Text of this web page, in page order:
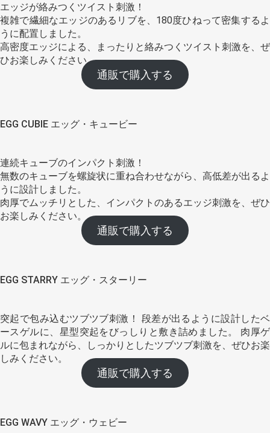
エッジが絡みつくツイスト刺激！
複雑で繊細なエッジのあるリブを、180度ひねって密集するよ
うに配置しました。
高密度エッジによる、まったりと絡みつくツイスト刺激を、ぜ
ひお楽しみください。
通販で購入する
EGG CUBIE エッグ・キュービー
連続キューブのインパクト刺激！
無数のキューブを螺旋状に重ね合わせながら、高低差が出るよ
うに設計しました。
肉厚でムッチリとした、インパクトのあるエッジ刺激を、ぜひ
お楽しみください。
通販で購入する
EGG STARRY エッグ・スターリー
突起で包み込むツブツブ刺激！ 段差が出るように設計したベ
ースゲルに、星型突起をびっしりと敷き詰めました。 肉厚ゲ
ルに包まれながら、しっかりとしたツブツブ刺激を、ぜひお楽
しみください。
通販で購入する
EGG WAVY エッグ・ウェビー